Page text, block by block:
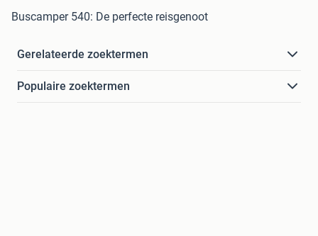
Buscamper 540: De perfecte reisgenoot
Gerelateerde zoektermen
Populaire zoektermen